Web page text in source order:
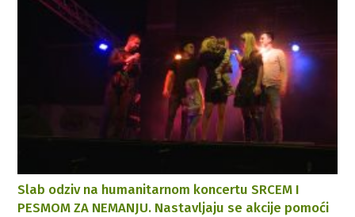
Slab odziv na humanitarnom koncertu SRCEM I
PESMOM ZA NEMANJU. Nastavljaju se akcije pomoći